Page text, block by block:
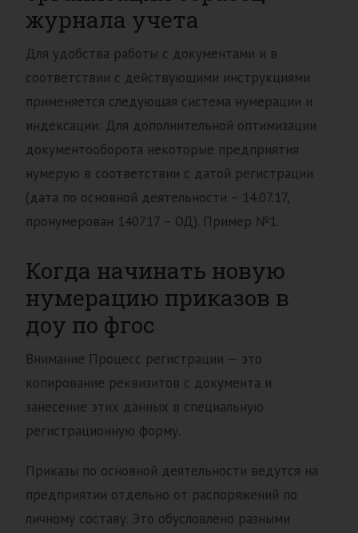
журнала учета
Для удобства работы с документами и в
соответствии с действующими инструкциями
применяется следующая система нумерации и
индексации: Для дополнительной оптимизации
документооборота некоторые предприятия
нумерую в соответствии с датой регистрации
(дата по основной деятельности – 14.07.17,
пронумерован 140717 – ОД). Пример №1.
Когда начинать новую
нумерацию приказов в
доу по фгос
Внимание Процесс регистрации — это
копирование реквизитов с документа и
занесение этих данных в специальную
регистрационную форму.
Приказы по основной деятельности ведутся на
предприятии отдельно от распоряжений по
личному составу. Это обусловлено разными